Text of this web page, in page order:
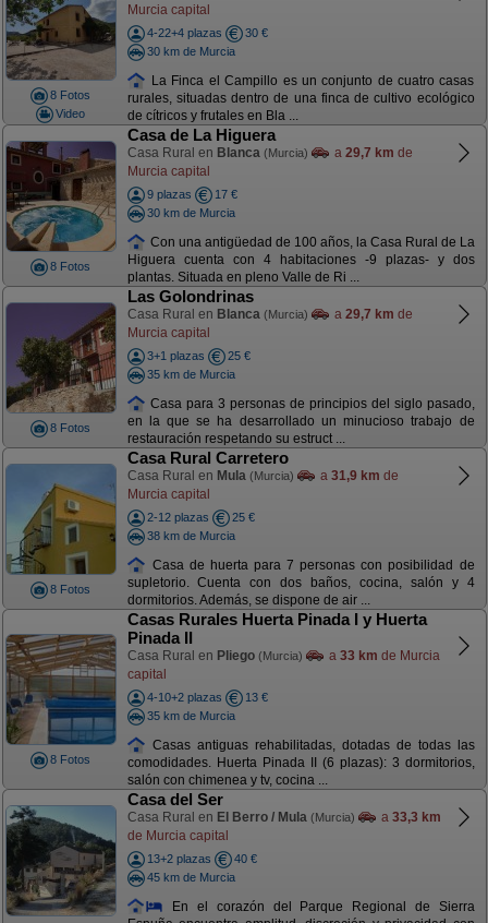
8 Fotos
Video
Murcia capital
4-22+4 plazas
30 €
30 km de Murcia
La Finca el Campillo es un conjunto de cuatro casas
rurales, situadas dentro de una finca de cultivo ecológico
de cítricos y frutales en Bla ...
8 Fotos
Casa de La Higuera
Casa Rural en Blanca (Murcia) a 29,7 km de
Murcia capital
9 plazas
17 €
30 km de Murcia
Con una antigüedad de 100 años, la Casa Rural de La
Higuera cuenta con 4 habitaciones -9 plazas- y dos
plantas. Situada en pleno Valle de Ri ...
8 Fotos
Las Golondrinas
Casa Rural en Blanca (Murcia) a 29,7 km de
Murcia capital
3+1 plazas
25 €
35 km de Murcia
Casa para 3 personas de principios del siglo pasado,
en la que se ha desarrollado un minucioso trabajo de
restauración respetando su estruct ...
8 Fotos
Casa Rural Carretero
Casa Rural en Mula (Murcia) a 31,9 km de
Murcia capital
2-12 plazas
25 €
38 km de Murcia
Casa de huerta para 7 personas con posibilidad de
supletorio. Cuenta con dos baños, cocina, salón y 4
dormitorios. Además, se dispone de air ...
8 Fotos
Casas Rurales Huerta Pinada I y Huerta
Pinada II
Casa Rural en Pliego (Murcia) a 33 km de Murcia
capital
4-10+2 plazas
13 €
35 km de Murcia
Casas antiguas rehabilitadas, dotadas de todas las
comodidades. Huerta Pinada II (6 plazas): 3 dormitorios,
salón con chimenea y tv, cocina ...
Casa del Ser
Casa Rural en El Berro / Mula (Murcia) a 33,3 km
de Murcia capital
13+2 plazas
40 €
45 km de Murcia
En el corazón del Parque Regional de Sierra